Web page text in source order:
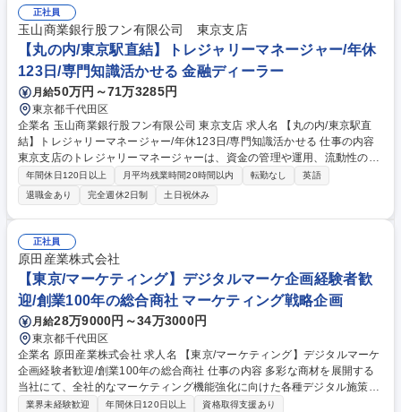
場として、現場で得られた知見や要望を開発へフィードバックし、製品・
技術の改善や進化につなげる役割を期待しています。 募集職種 【技術導
入支援エンジニア】電子ビームマスク描画装置・世界が注目する技術力
正社員
玉山商業銀行股フン有限公司 東京支店
【丸の内/東京駅直結】トレジャリーマネージャー/年休
123日/専門知識活かせる 金融ディーラー
月給50万円～71万3285円
東京都千代田区
企業名 玉山商業銀行股フン有限公司 東京支店 求人名 【丸の内/東京駅直
結】トレジャリーマネージャー/年休123日/専門知識活かせる 仕事の内容
東京支店のトレジャリーマネージャーは、資金の管理や運用、流動性の確
保、リスクのコントロールを行い、在日支店全体の財務目標を達成する役
割を担います。 ■ALM運営支援:在日支店のバランスシートの最適化■流動
性管理:日々のキャッシュフロー･資金調達･流動性を管理し、流動性比率を
監視■市場調査およびデューデリジェンス:プライマリー市場･セカンダリ
ー市場における固定利付有価証券の市況を把握、定期的にデューデリジェ
ンスを実施■コンプライアンス対応:取引が内部および外部の規制要件を遵
守していることを確認する■リスク管理:リスクの特定･管理･関連レポート
作成 募集職種 【丸の内/東京駅直結】トレジャリーマネージャー/年休123
日/専門知識活かせる
年間休日120日以上 月平均残業時間20時間以内 転勤なし
英語
退職金あり
完全週休2日制 土日祝休み
正社員
原田産業株式会社
【東京/マーケティング】デジタルマーケ企画経験者歓
迎/創業100年の総合商社 マーケティング戦略企画
月給28万9000円～34万3000円
東京都千代田区
企業名 原田産業株式会社 求人名 【東京/マーケティング】デジタルマーケ
企画経験者歓迎/創業100年の総合商社 仕事の内容 多彩な商材を展開する
当社にて、全社的なマーケティング機能強化に向けた各種デジタル施策の
企画・実行をお任せいたします。 【具体的な業務】 ■社内営業部門への課
業界未経験歓迎 年間休日120日以上
資格取得支援あり